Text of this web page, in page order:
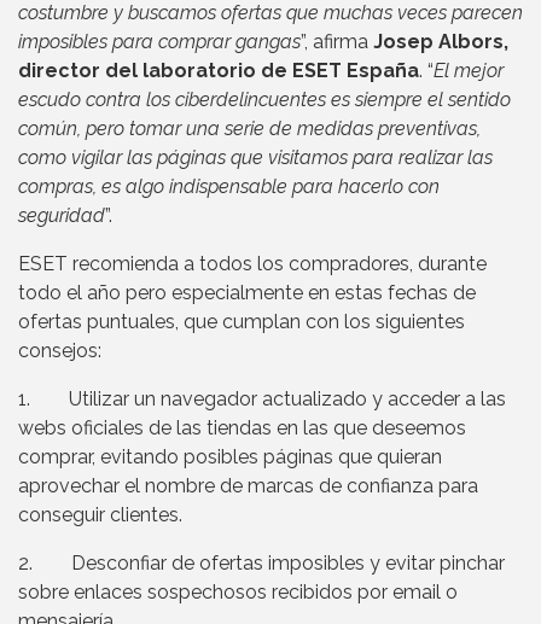
costumbre y buscamos ofertas que muchas veces parecen
imposibles para comprar gangas”, afirma Josep Albors,
director del laboratorio de ESET España. “El mejor
escudo contra los ciberdelincuentes es siempre el sentido
común, pero tomar una serie de medidas preventivas,
como vigilar las páginas que visitamos para realizar las
compras, es algo indispensable para hacerlo con
seguridad”.
ESET recomienda a todos los compradores, durante
todo el año pero especialmente en estas fechas de
ofertas puntuales, que cumplan con los siguientes
consejos:
1. Utilizar un navegador actualizado y acceder a las
webs oficiales de las tiendas en las que deseemos
comprar, evitando posibles páginas que quieran
aprovechar el nombre de marcas de confianza para
conseguir clientes.
2. Desconfiar de ofertas imposibles y evitar pinchar
sobre enlaces sospechosos recibidos por email o